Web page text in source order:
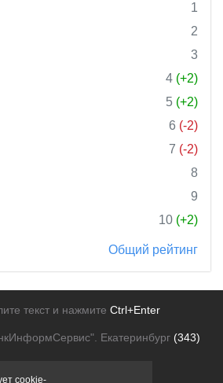
1
2
3
4 (+2)
5 (+2)
6 (-2)
7 (-2)
8
9
10 (+2)
Общий рейтинг
текст и нажмите Ctrl+Enter
Екатеринбург (343)
cookie-